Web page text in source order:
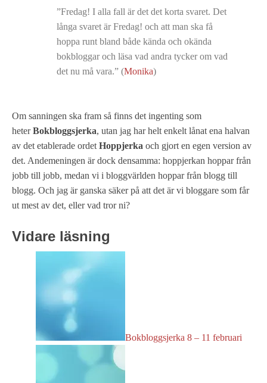
”Fredag! I alla fall är det det korta svaret. Det
långa svaret är Fredag! och att man ska få
hoppa runt bland både kända och okända
bokbloggar och läsa vad andra tycker om vad
det nu må vara.” (Monika)
Om sanningen ska fram så finns det ingenting som
heterBokbloggsjerka, utan jag har helt enkelt lånat ena halvan
av det etablerade ordet Hoppjerka och gjort en egen version av
det. Andemeningen är dock densamma: hoppjerkan hoppar från
jobb till jobb, medan vi i bloggvärlden hoppar från blogg till
blogg. Och jag är ganska säker på att det är vi bloggare som får
ut mest av det, eller vad tror ni?
Vidare läsning
Bokbloggsjerka 8 – 11 februari